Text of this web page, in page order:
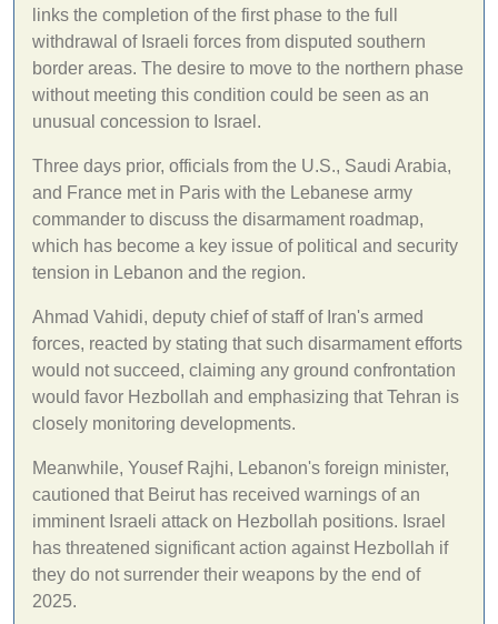
links the completion of the first phase to the full
withdrawal of Israeli forces from disputed southern
border areas. The desire to move to the northern phase
without meeting this condition could be seen as an
unusual concession to Israel.
Three days prior, officials from the U.S., Saudi Arabia,
and France met in Paris with the Lebanese army
commander to discuss the disarmament roadmap,
which has become a key issue of political and security
tension in Lebanon and the region.
Ahmad Vahidi, deputy chief of staff of Iran's armed
forces, reacted by stating that such disarmament efforts
would not succeed, claiming any ground confrontation
would favor Hezbollah and emphasizing that Tehran is
closely monitoring developments.
Meanwhile, Yousef Rajhi, Lebanon's foreign minister,
cautioned that Beirut has received warnings of an
imminent Israeli attack on Hezbollah positions. Israel
has threatened significant action against Hezbollah if
they do not surrender their weapons by the end of
2025.